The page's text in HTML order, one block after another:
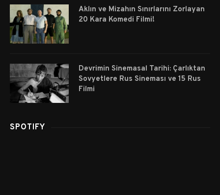
Aklın ve Mizahın Sınırlarını Zorlayan
20 Kara Komedi Filmi!
Devrimin Sinemasal Tarihi: Çarlıktan
Sovyetlere Rus Sineması ve 15 Rus
Filmi
SPOTIFY